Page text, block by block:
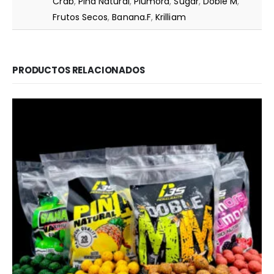
Frutos Secos,Banana.F,Krilliam
PRODUCTOS RELACIONADOS